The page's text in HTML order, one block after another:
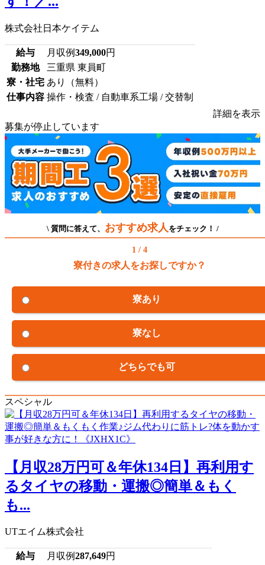
株式会社日本ケイテム
給与 月収例349,000円
勤務地
三重県 東員町
寮・社宅 あり（無料）
仕事内容 操作・検査 / 自動車系工場 / 交替制
詳細を表示
募集が停止しています
\ 質問に答えて、 おすすめ求人 をチェック！ /
1 / 4
寮付きの求人をお探しですか？
寮あり
寮なし
どちらでも可
スペシャル
【月収28万円可＆年休134日】再利用す
るタイヤの移動・運搬◎簡単＆もく
も...
UTエイム株式会社
給与 月収例287,649円